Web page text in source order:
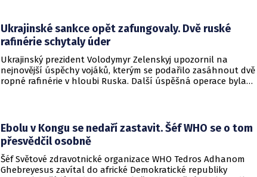
Ukrajinské sankce opět zafungovaly. Dvě ruské
rafinérie schytaly úder
Ukrajinský prezident Volodymyr Zelenskyj upozornil na
nejnovější úspěchy vojáků, kterým se podařilo zasáhnout dvě
ropné rafinérie v hloubi Ruska. Další úspěšná operace byla
Ebolu v Kongu se nedaří zastavit. Šéf WHO se o tom
přesvědčil osobně
Šéf Světové zdravotnické organizace WHO Tedros Adhanom
Ghebreyesus zavítal do africké Demokratické republiky